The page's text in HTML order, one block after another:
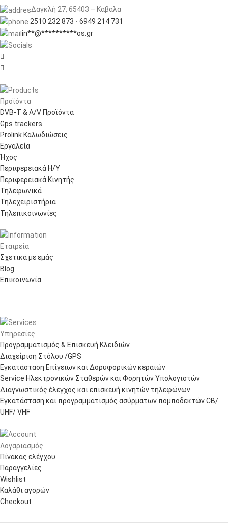
Δαγκλή 27, 65403 – Καβάλα
2510 232 873 - 6949 214 731
in**@**********os.gr


Προϊόντα
DVB-T & A/V Προϊόντα
Gps trackers
Prolink Καλωδιώσεις
Εργαλεία
Ήχος
Περιφερειακά Η/Υ
Περιφερειακά Κινητής
Τηλεφωνικά
Τηλεχειριστήρια
Τηλεπικοινωνίες
Εταιρεία
Σχετικά με εμάς
Blog
Επικοινωνία
Υπηρεσίες
Προγραμματισμός & Επισκευή Κλειδιών
Διαχείριση Στόλου /GPS
Εγκατάσταση Επίγειων και Δορυφορικών κεραιών
Service Ηλεκτρονικών Σταθερών και Φορητών Υπολογιστών
Διαγνωστικός έλεγχος και επισκευή κινητών τηλεφώνων
Εγκατάσταση και προγραμματισμός ασύρματων πομποδεκτών CB/
UHF/ VHF
Λογαριασμός
Πίνακας ελέγχου
Παραγγελίες
Wishlist
Καλάθι αγορών
Checkout